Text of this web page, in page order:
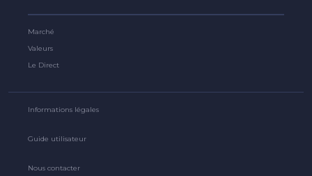
Marché
Valeurs
Le Direct
Informations légales
Guide utilisateur
Nous contacter